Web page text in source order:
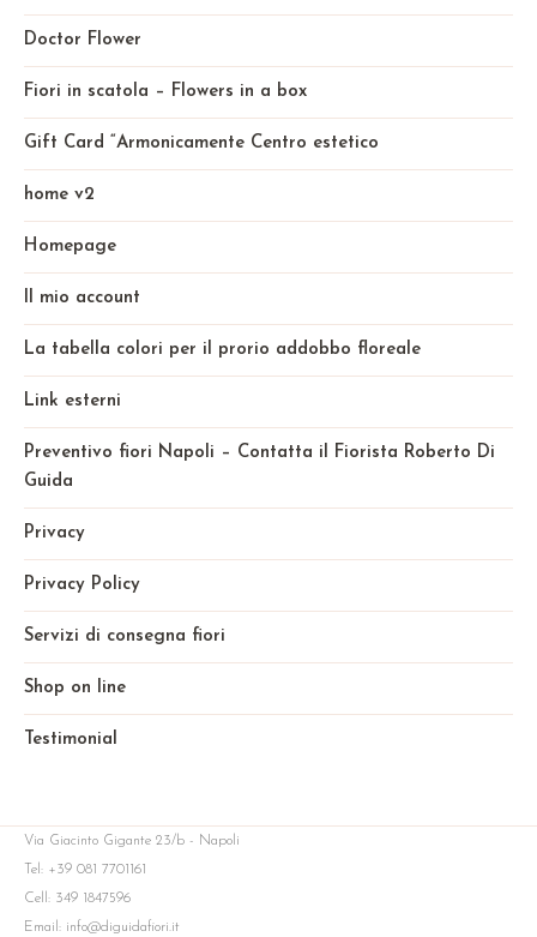
Doctor Flower
Fiori in scatola – Flowers in a box
Gift Card “Armonicamente Centro estetico
home v2
Homepage
Il mio account
La tabella colori per il prorio addobbo floreale
Link esterni
Preventivo fiori Napoli – Contatta il Fiorista Roberto Di
Guida
Privacy
Privacy Policy
Servizi di consegna fiori
Shop on line
Testimonial
Via Giacinto Gigante 23/b - Napoli
Tel: +39 081 7701161
Cell: 349 1847596
Email: info@diguidafiori.it